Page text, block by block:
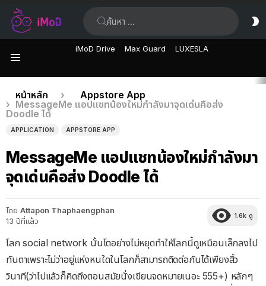
iMoD Drive Max Guard LUXESLA
เรื่อง
ล่าสุด
คุณอยู่ที่นี่:
หน้าหลัก
Appstore App
MessageMe แอปแชทน้องใหม่กำลังมาจุดเด่นคือส่ง
Doodle ได้
APPLICATION APPSTORE APP
MessageMe แอปแชทน้องใหม่กำลังมา
จุดเด่นคือส่ง Doodle ได้
โดย Attapon Thaphaengphan
13 ปีที่แล้ว
1.6k ดู
โลก social network นั้นโตอย่างไม่หยุดทำให้โลกนี้ดูเหมือนเล็กลงไป
ทันตาเพราะไม่ว่าอยู่แห่งหนใดในโลกก็สามารถติดต่อกันได้เพียงสิ้ว
วินาที(ว่าไปแล้วก็คิดถึงตอนสมัยนั่งเขียนจดหมายเนอะ 555+) หลักๆ